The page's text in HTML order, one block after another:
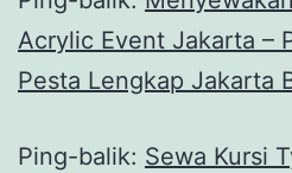
Acrylic Event Jakarta –
Pesta Lengkap Jakarta
Ping-balik: Sewa Kursi